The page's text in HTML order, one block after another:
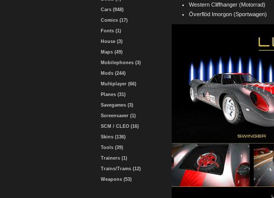
Cars (948)
Comics (17)
Fonts (1)
House (3)
Maps (49)
Mobilephones (3)
Mods (244)
Multiplayer (66)
Planes (31)
Savegames (3)
Screensaver (1)
SCM / CLEO (16)
Skins (136)
Tools (39)
Trainers (1)
Trains/Trams (12)
Weapons (53)
Western Cliffhanger (Motorrad)
Överflöd Imorgon (Sportwagen)